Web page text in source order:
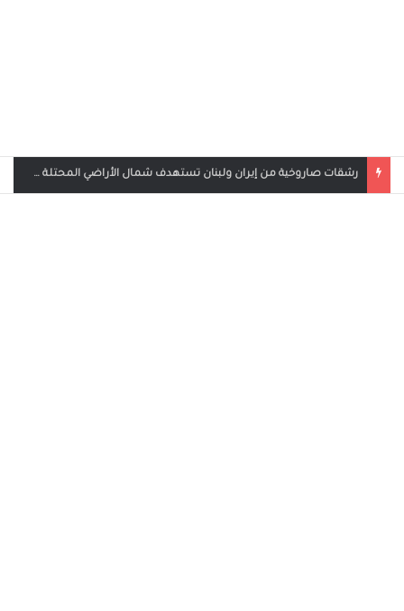
رشقات صاروخية من إيران ولبنان تستهدف شمال الأراضي المحتلة وحيفا